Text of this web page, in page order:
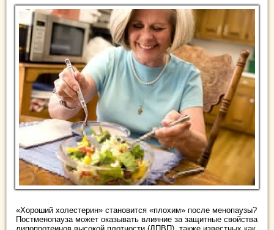
«Хороший холестерин» становится «плохим» после менопаузы?
Постменопауза может оказывать влияние за защитные свойства